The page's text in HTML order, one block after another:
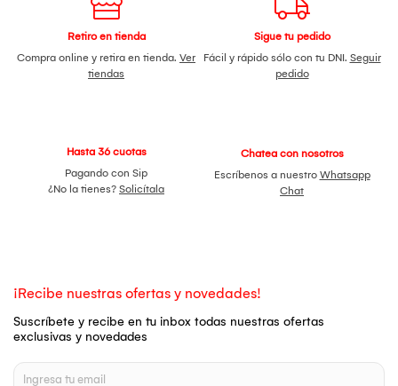
Retiro en tienda
Compra online y retira en tienda. Ver
tiendas
Sigue tu pedido
Fácil y rápido sólo con tu DNI. Seguir
pedido
Hasta 36 cuotas
Pagando con Sip
¿No la tienes? Solicítala
Chatea con nosotros
Escríbenos a nuestro Whatsapp
Chat
¡Recibe nuestras ofertas y novedades!
Suscríbete y recibe en tu inbox todas nuestras ofertas
exclusivas y novedades